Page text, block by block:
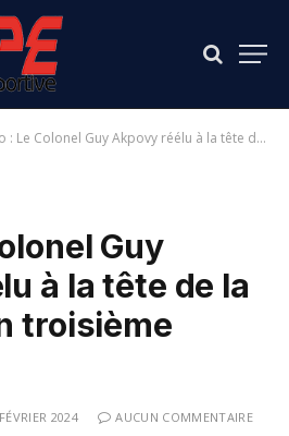
Colonel Guy Akpovy réélu à la tête de la FTF pour un troisième mandat
Guy
à la tête de la
troisième
2024
AUCUN COMMENTAIRE